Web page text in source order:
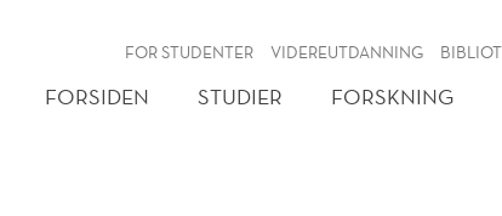
FOR STUDENTER VIDEREUTDANNING
FORSIDEN STUDIER FORSKNING